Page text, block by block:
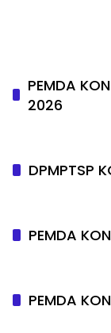
PEMDA
2026
DPMPTSP
PEMDA
PEMDA